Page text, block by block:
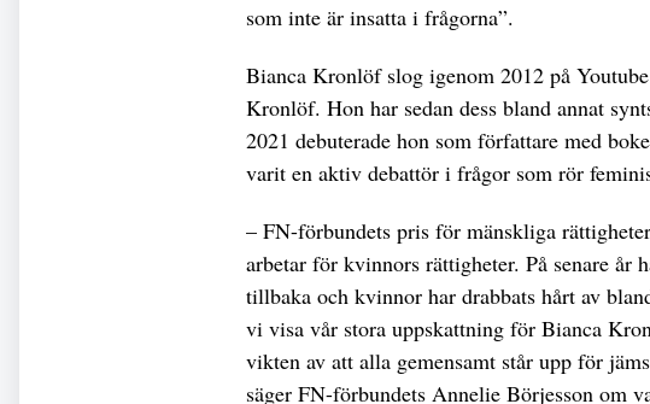
som inte är insatta i frågorna”.
Bianca Kronlöf slog igenom 2012 på
Kronlöf. Hon har sedan dess bland annat
2021 debuterade hon som författare med
varit en aktiv debattör i frågor som rör
– FN-förbundets pris för mänskliga
arbetar för kvinnors rättigheter. På senare år
tillbaka och kvinnor har drabbats hårt av
vi visa vår stora uppskattning för Bianca
vikten av att alla gemensamt står upp för
säger FN-förbundets Annelie Börjesson om